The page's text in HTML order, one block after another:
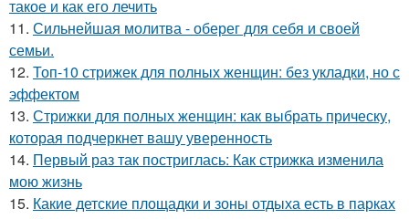
такое и как его лечить
11. Сильнейшая молитва - оберег для себя и своей
семьи.
12. Топ-10 стрижек для полных женщин: без укладки, но с
эффектом
13. Стрижки для полных женщин: как выбрать прическу,
которая подчеркнет вашу уверенность
14. Первый раз так постриглась: Как стрижка изменила
мою жизнь
15. Какие детские площадки и зоны отдыха есть в парках